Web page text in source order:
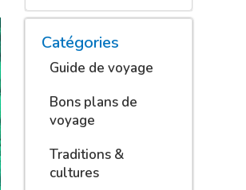
Catégories
Guide de voyage
Bons plans de
voyage
Traditions &
cultures